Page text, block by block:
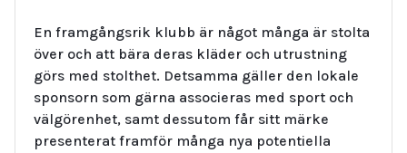
En framgångsrik klubb är något många är stolta
över och att bära deras kläder och utrustning
görs med stolthet. Detsamma gäller den lokale
sponsorn som gärna associeras med sport och
välgörenhet, samt dessutom får sitt märke
presenterat framför många nya potentiella